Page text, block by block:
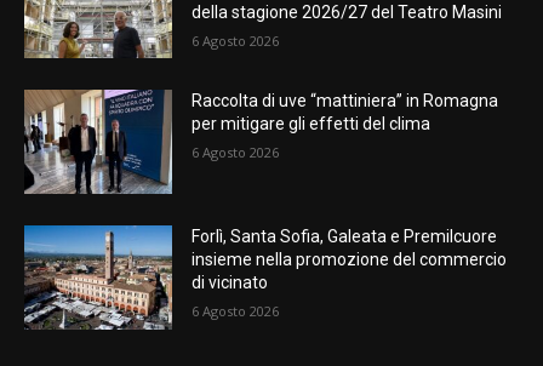
della stagione 2026/27 del Teatro Masini
6 Agosto 2026
Raccolta di uve “mattiniera” in Romagna
per mitigare gli effetti del clima
6 Agosto 2026
Forlì, Santa Sofia, Galeata e Premilcuore
insieme nella promozione del commercio
di vicinato
6 Agosto 2026